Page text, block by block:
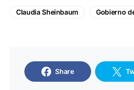
Claudia Sheinbaum Gobierno
Share